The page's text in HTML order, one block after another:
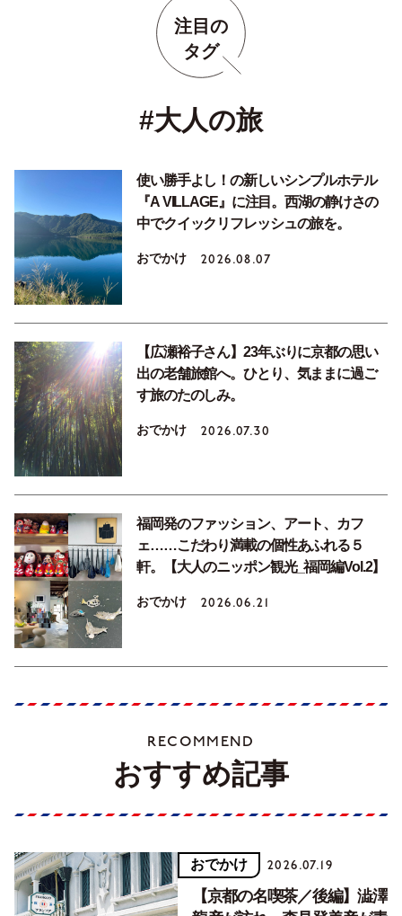
注目の
タグ
#大人の旅
使い勝手よし！の新しいシンプルホテル
『A VILLAGE』に注目。西湖の静けさの
中でクイックリフレッシュの旅を。
おでかけ 2026.08.07
【広瀬裕子さん】23年ぶりに京都の思い
出の老舗旅館へ。ひとり、気ままに過ご
す旅のたのしみ。
おでかけ 2026.07.30
福岡発のファッション、アート、カフ
ェ……こだわり満載の個性あふれる５
軒。【大人のニッポン観光_福岡編Vol.2】
おでかけ 2026.06.21
RECOMMEND
おすすめ記事
おでかけ 2026.07.19
【京都の名喫茶／後編】澁澤